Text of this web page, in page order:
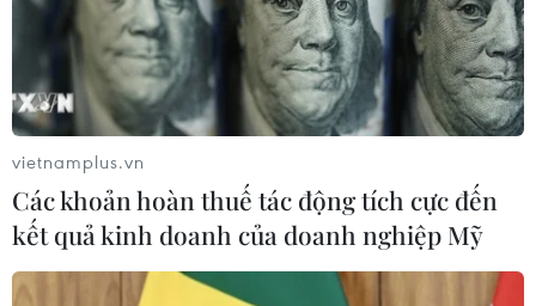
THỦY
Sở hữu trí tuệ
Quy định sử dụng
RSS
Hỗ trợ
Ngôn ngữ
Dịch vụ tin
Quảng cáo
Liên hệ
vietnamplus.vn
Các khoản hoàn thuế tác động tích cực đến
kết quả kinh doanh của doanh nghiệp Mỹ